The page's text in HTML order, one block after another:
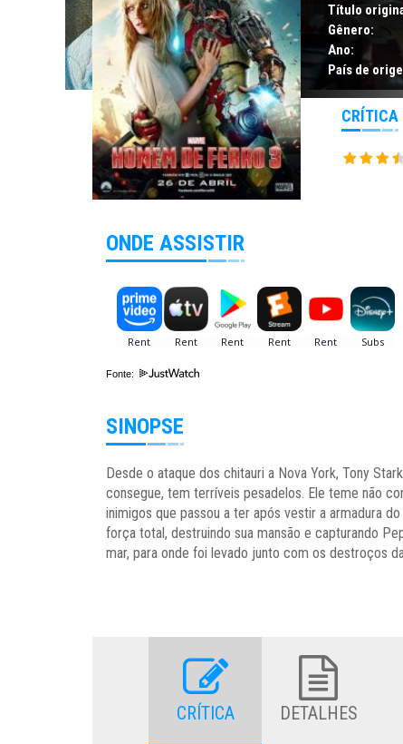
Título
Gênero:
Ano:
País de
CRÍTICA
ONDE ASSISTIR
Fonte:
SINOPSE
Desde o ataque dos chitauri a Nova York, Tony
consegue, tem terríveis pesadelos. Ele teme não
inimigos que passou a ter após vestir a armadura
força total, destruindo sua mansão e capturando
mar, para onde foi levado junto com os destroços
CRÍTICA DETALHES